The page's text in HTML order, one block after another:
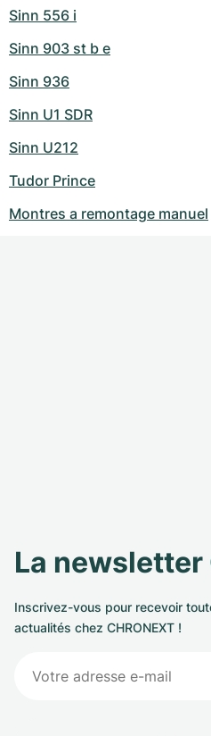
Sinn 556 i
Sinn 903 st b e
Sinn 936
Sinn U1 SDR
Sinn U212
Tudor Prince
Montres a remontage manuel
La newsletter
Inscrivez-vous pour recevoir
actualités chez CHRONEXT !